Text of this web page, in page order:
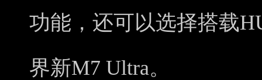
功能，还可以选择搭载
界新M7 Ultra。